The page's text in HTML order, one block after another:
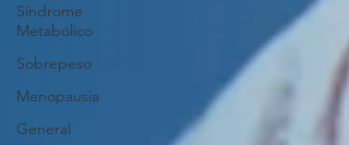
Síndrome
Metabólico
Sobrepeso
Menopausia
General